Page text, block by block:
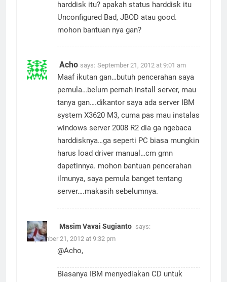
harddisk itu? apakah status harddisk itu
Unconfigured Bad, JBOD atau good.
Acho says: September 21, 2012 at 9:01 am
Maaf ikutan gan…butuh pencerahan saya
pemula…belum pernah install server, mau
tanya gan….dikantor saya ada server IBM
system X3620 M3, cuma pas mau instalas
windows server 2008 R2 dia ga ngebaca
harddisknya…ga seperti PC biasa mungkin
harus load driver manual…cm gmn
dapetinnya. mohon bantuan pencerahan
ilmunya, saya pemula banget tentang
Masim Vavai Sugianto
September 21, 2012 at 9:32 pm